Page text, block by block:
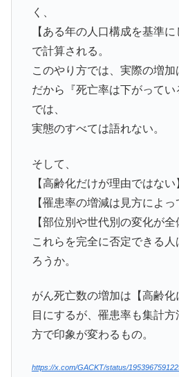
く、
【ある年の人口構成を基準に
で計算される。
このやり方では、実際の増加
だから『死亡率は下がって
では、
実態のすべては語れない。
そして、
【高齢化だけが理由ではない
【罹患率の増減は見方によっ
【部位別や世代別の変化が全
これらを完全に否定できる
ろうか。
がん死亡数の増加は【高齢化
目にするが、罹患率も集計方
方で印象が変わるもの。
https://x.com/GACKT/status/